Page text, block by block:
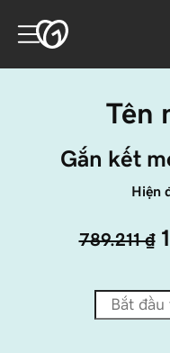
Tên
Gắn kết
Hiện
789.211 ₫